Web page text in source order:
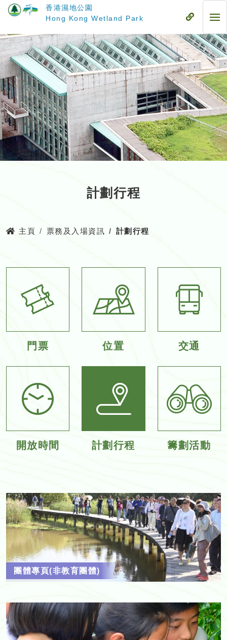
要
內
容
香港濕地公園
Hong Kong Wetland Park
流
式
目
錄
流
動
式
目
錄
計劃行程
主頁 票務及入場資訊 計劃行程
門票 位置 交通
開放時間 計劃行程 籌劃活動
團體專頁(非教育團體)